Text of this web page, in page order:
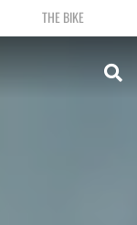
THE BIKE